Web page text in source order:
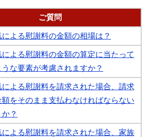
ご質問
よる慰謝料の金額の相場は？
よる慰謝料の金額の算定に当たって
な要素が考慮されますか？
よる慰謝料を請求された場合、請求
額をそのまま支払わなければならない
？
よる慰謝料を請求された場合、家族